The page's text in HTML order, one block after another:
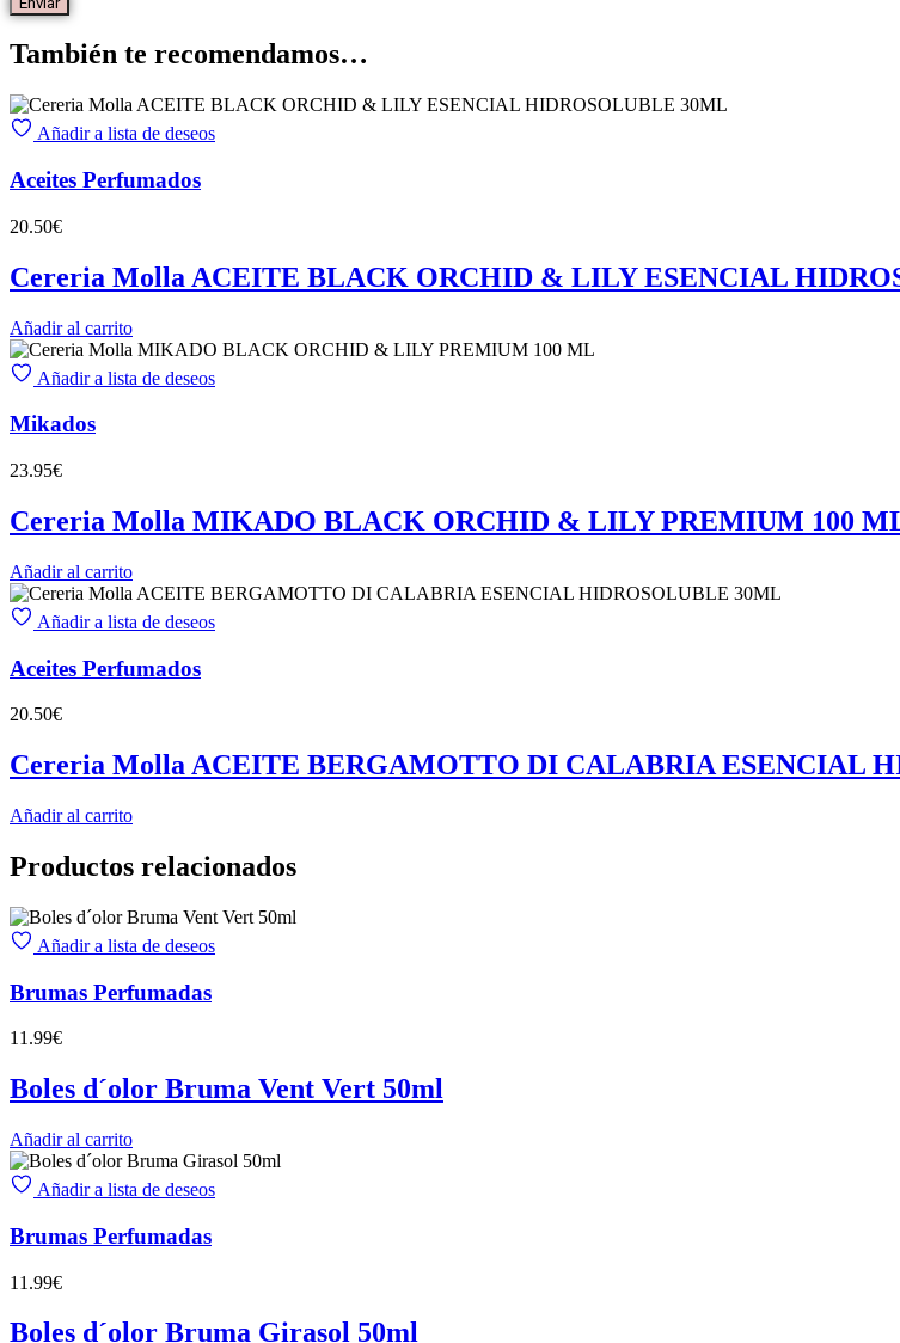
También te recomendamos…
Añadir a lista de deseos
Aceites Perfumados
20.50€
Cereria Molla ACEITE BLACK ORCHID & LILY ESENCIAL
Añadir al carrito
Añadir a lista de deseos
Mikados
23.95€
Cereria Molla MIKADO BLACK ORCHID & LILY PREMIUM 100
Añadir al carrito
Añadir a lista de deseos
Aceites Perfumados
20.50€
Cereria Molla ACEITE BERGAMOTTO DI CALABRIA ESENCIAL
Añadir al carrito
Productos relacionados
Añadir a lista de deseos
Brumas Perfumadas
11.99€
Boles d´olor Bruma Vent Vert 50ml
Añadir al carrito
Añadir a lista de deseos
Brumas Perfumadas
11.99€
Boles d´olor Bruma Girasol 50ml